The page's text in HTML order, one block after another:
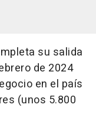
su salida
de 2024
en el país
(unos 5.800